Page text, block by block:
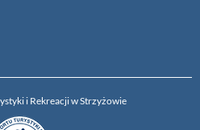
i Rekreacji w Strzyżowie